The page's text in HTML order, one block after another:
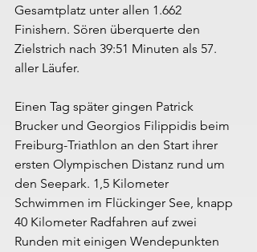
Gesamtplatz unter allen 1.662
Finishern. Sören überquerte den
Zielstrich nach 39:51 Minuten als 57.
aller Läufer.
Einen Tag später gingen Patrick
Brucker und Georgios Filippidis beim
Freiburg-Triathlon an den Start ihrer
ersten Olympischen Distanz rund um
den Seepark. 1,5 Kilometer
Schwimmen im Flückinger See, knapp
40 Kilometer Radfahren auf zwei
Runden mit einigen Wendepunkten